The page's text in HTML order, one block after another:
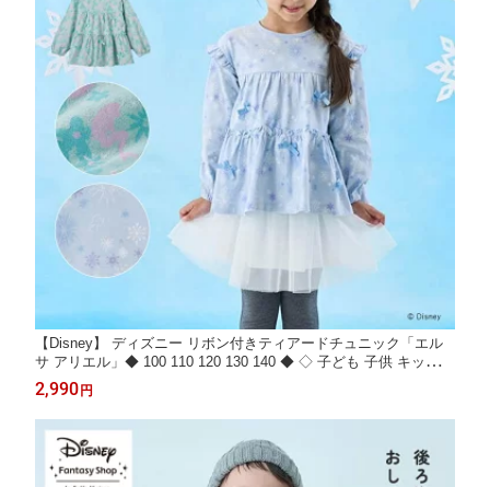
【Disney】 ディズニー リボン付きティアードチュニック「エル
サ アリエル」◆ 100 110 120 130 140 ◆ ◇ 子ども 子供 キッズ K
IDS 子ども服 キッズ服 服 トップス チュニック カットソー 長袖
ディズニープリンセス ◇
2,990 円